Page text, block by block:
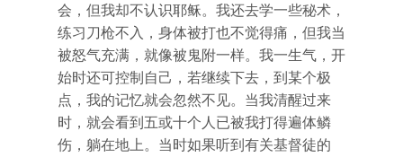
会，但我却不认识耶稣。我还去学一些秘术，
练习刀枪不入，身体被打也不觉得痛，但我当
被怒气充满，就像被鬼附一样。我一生气，开
始时还可控制自己，若继续下去，到某个极
点，我的记忆就会忽然不见。当我清醒过来
时，就会看到五或十个人已被我打得遍体鳞
伤，躺在地上。当时如果听到有关基督徒的